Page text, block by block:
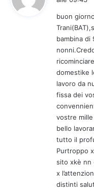
buon
bambina di
domestike
lavoro da
fissa dei
vostre
bello
tutto il
Purtroppo
sito xkè nn
x
distinti